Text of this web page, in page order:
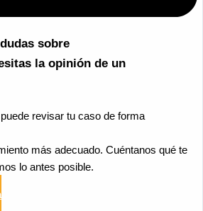
sobre
la opinión de un
revisar tu caso de forma
más adecuado. Cuéntanos qué te
lo antes posible.